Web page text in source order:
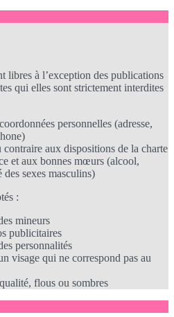
libres à l’exception des publications
qui elles sont strictement interdites
personnelles (adresse,
aux dispositions de la charte
et aux bonnes mœurs (alcool,
sexes masculins)
:
mineurs
publicitaires
personnalités
visage qui ne correspond pas au
flous ou sombres